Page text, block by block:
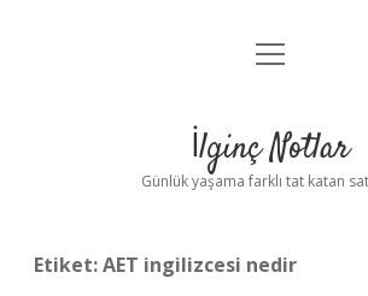
Anasayfa
Yasal Uyarı
menüyü
İlginç Notlar
Günlük yaşama farklı tat katan
Etiket:AET ingilizcesi nedir